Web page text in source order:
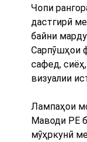
Чопи
дастгирӣ
байни
Сарпӯшҳои
сафед,
визуалии
Лампаҳои
Маводи PE
мӯҳркунӣ